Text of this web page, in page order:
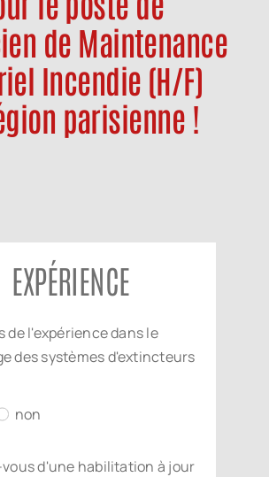
Offre d’emploi
Notre société
Contact
de Maintenance
Incendie (H/F)
parisienne !
EXPÉRIENCE
de l'expérience dans le
des systèmes d'extincteurs
non
d'une habilitation à jour